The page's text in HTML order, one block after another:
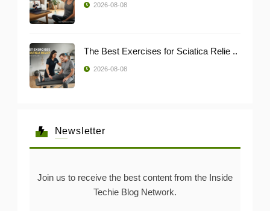
2026-08-08
The Best Exercises for Sciatica Relie ..
2026-08-08
Newsletter
Join us to receive the best content from the Inside
Techie Blog Network.